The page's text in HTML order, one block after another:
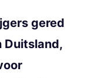
gered
Duitsland,